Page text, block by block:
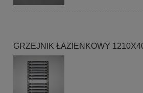
GRZEJNIK ŁAZIENKOWY